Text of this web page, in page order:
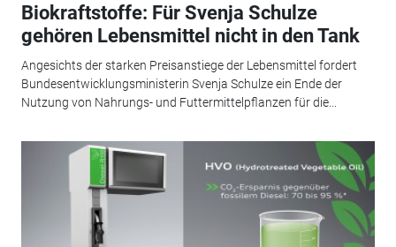
Biokraftstoffe: Für Svenja Schulze
gehören Lebensmittel nicht in den Tank
Angesichts der starken Preisanstiege der Lebensmittel fordert
Bundesentwicklungsministerin Svenja Schulze ein Ende der
Nutzung von Nahrungs- und Futtermittelpflanzen für die...